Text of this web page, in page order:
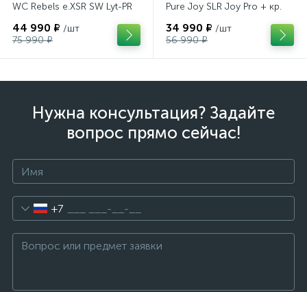
WC Rebels e.XSR SW Lyt-PR
(100943)
44 990 ₽ /шт
75 990 ₽
Pure Joy SLR Joy Pro + кр.
(100953)
34 990 ₽ /шт
56 990 ₽
Нужна консультация? Задайте
вопрос прямо сейчас!
+7